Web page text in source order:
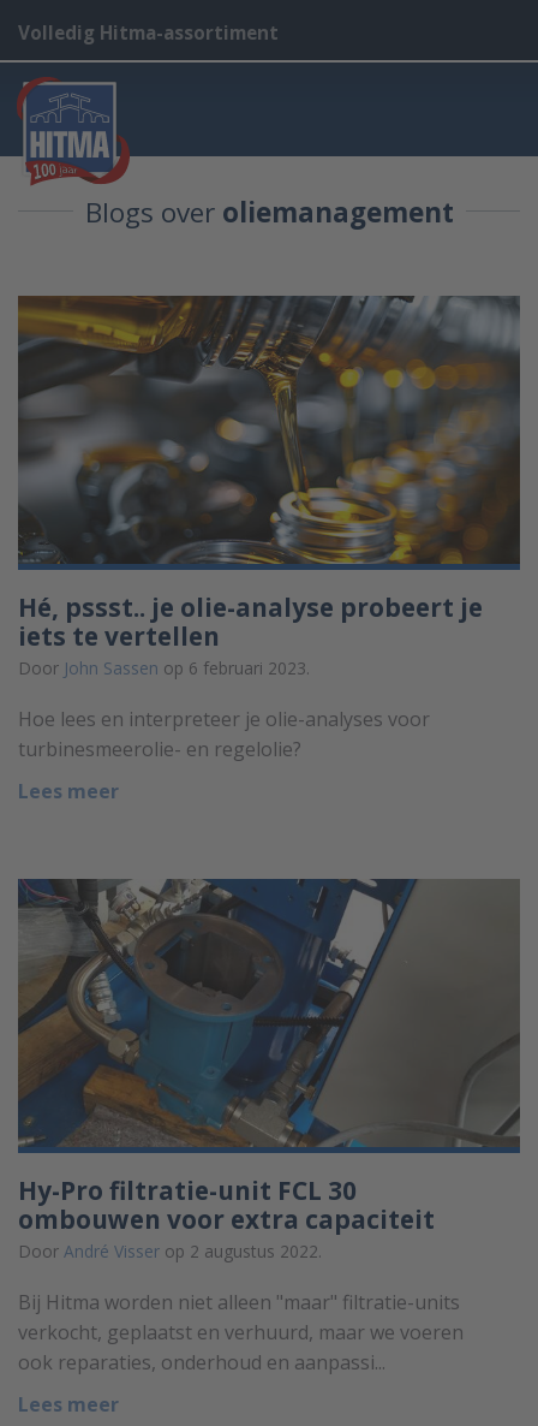
Volledig Hitma-assortiment
Blogs over oliemanagement
Hé, pssst.. je olie-analyse probeert je
iets te vertellen
Door John Sassen op 6 februari 2023.
Hoe lees en interpreteer je olie-analyses voor
turbinesmeerolie- en regelolie?
Lees meer
Hy-Pro filtratie-unit FCL 30
ombouwen voor extra capaciteit
Door André Visser op 2 augustus 2022.
Bij Hitma worden niet alleen "maar" filtratie-units
verkocht, geplaatst en verhuurd, maar we voeren
ook reparaties, onderhoud en aanpassi...
Lees meer